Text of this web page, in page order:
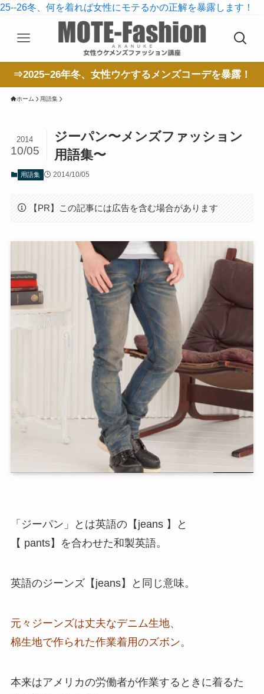
25--26冬、何を着れば女性にモテるかの正解を暴露します！
⇒2025−26年冬、女性ウケするメンズコーデを暴露！
ホーム 用語集
ジーパン〜メンズファッション
用語集〜
2014
10/05
用語集 2014/10/05
【PR】この記事には広告を含む場合があります
「ジーパン」とは英語の【jeans 】と
【 pants】を合わせた和製英語。
英語のジーンズ【jeans】と同じ意味。
元々ジーンズは丈夫なデニム生地、
棉生地で作られた作業着用のズボン。
本来はアメリカの労働者が作業するときに着るた